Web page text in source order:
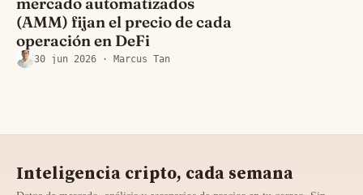
(AMM) fijan el precio de cada
operación en DeFi
30 jun 2026 · Marcus Tan
Inteligencia cripto, cada semana